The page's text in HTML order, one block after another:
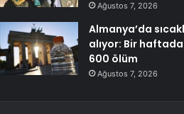
Ağustos 7, 2026
Almanya’da
alıyor: Bir
600 ölüm
Ağustos 7, 2026